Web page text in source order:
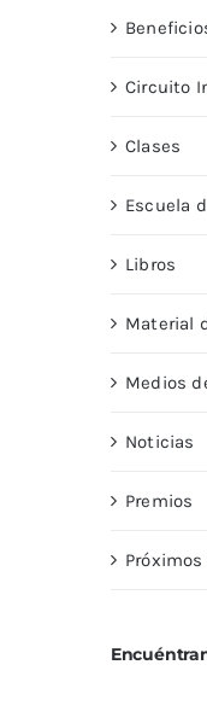
Circuito
Clases
Escuela
Libros
Material
Medios
Noticias
Premios